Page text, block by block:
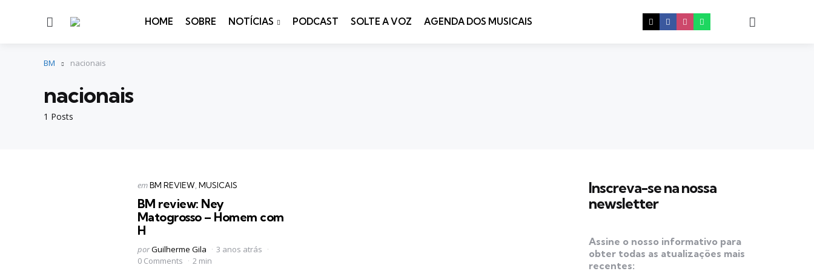
Menu HOME SOBRE NOTÍCIAS PODCAST SOLTE A VOZ AGENDA DOS MUSICAIS
BM nacionais
1 Posts
nacionais
Categorias
Postado
em BM REVIEW MUSICAIS
BM review: Ney
Matogrosso – Homem com
H
Postado
por
porGuilherme Gila
3 anos atrás
0 Comments
2 min
Inscreva-se na nossa
newsletter
Assine o nosso informativo para
obter todas as atualizações mais
recentes: